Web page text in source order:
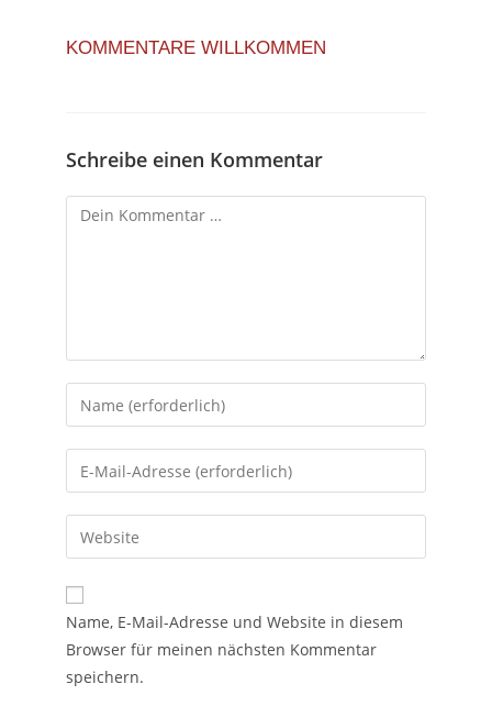
KOMMENTARE WILLKOMMEN
Schreibe einen Kommentar
Name, E-Mail-Adresse und Website in diesem
Browser für meinen nächsten Kommentar
speichern.